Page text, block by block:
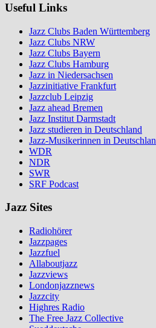
Useful Links
Jazz Clubs Baden Württemberg
Jazz Clubs NRW
Jazz Clubs Bayern
Jazz Clubs Hamburg
Jazz in Niedersachsen
Jazzinitiative Frankfurt
Jazzclub Leipzig
Jazz ahead Bremen
Jazz Institut Darmstadt
Jazz studieren in Deutschland
Jazz-Musikerinnen in
WDR
NDR
SWR
SRF Podcast
Jazz Sites
Radiohörer
Jazzpages
Jazzfuel
Allaboutjazz
Jazzviews
Londonjazznews
Jazzcity
Highres Radio
The Free Jazz Collective